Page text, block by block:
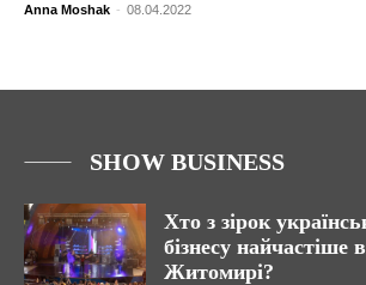
Anna Moshak - 08.04.2022
SHOW BUSINESS
Хто з зірок
бізнесу найчастіше
Житомирі?